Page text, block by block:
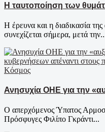
Η ταυτοποίηση των
Η έρευνα και η διαδικασία
συνεχίζεται σήμερα, μετά
Κόσμος
Ανησυχία ΟΗΕ για την
Ο απερχόμενος Ύπατος
Πρόσφυγες Φιλίπο Γκράντι...